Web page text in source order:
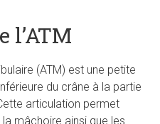
l’ATM
(ATM) est une petite
du crâne à la partie
articulation permet
mâchoire ainsi que les